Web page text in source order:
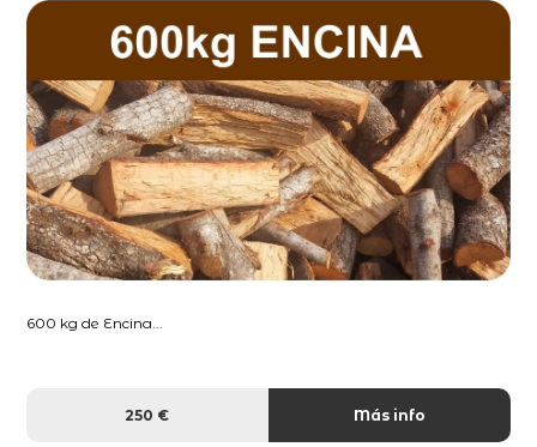
600 kg de Encina...
250 € Más info